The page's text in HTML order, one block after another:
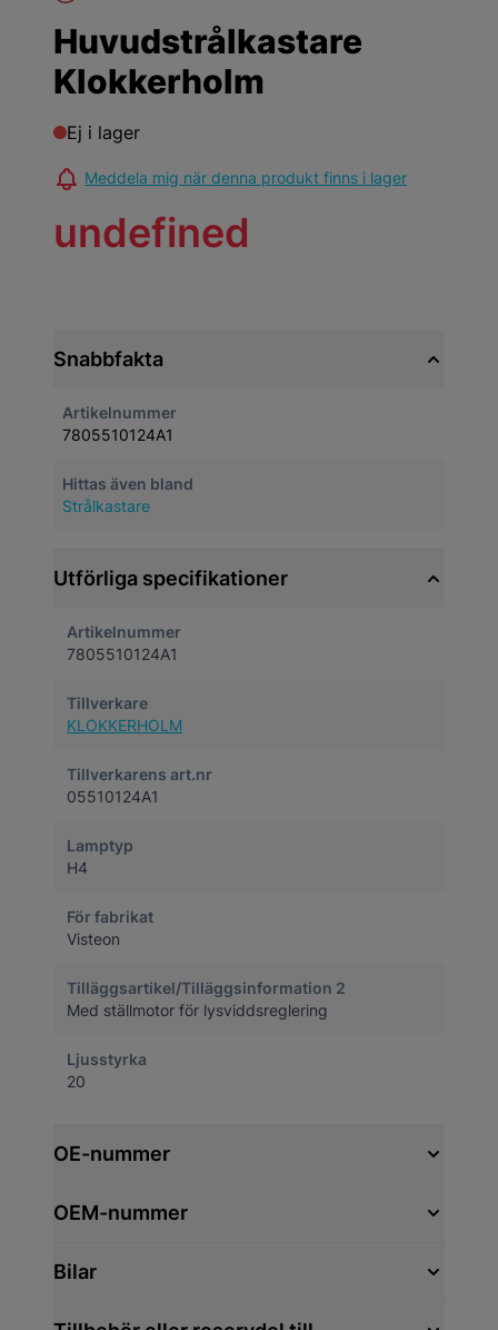
Huvudstrålkastare
Klokkerholm
Ej i lager
Meddela mig när denna produkt finns i lager
undefined
Snabbfakta
Artikelnummer
7805510124A1
Hittas även bland
Strålkastare
Utförliga specifikationer
Artikelnummer
7805510124A1
Tillverkare
KLOKKERHOLM
Tillverkarens art.nr
05510124A1
Lamptyp
H4
För fabrikat
Visteon
Tilläggsartikel/Tilläggsinformation 2
Med ställmotor för lysviddsreglering
Ljusstyrka
20
OE-nummer
OEM-nummer
Bilar